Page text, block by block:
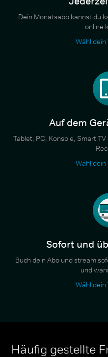
Dein Monatsabo kannst du
online
Wähl
Auf dem
Tablet, PC, Konsole, Smart
Wähl
Sofort und
Buch dein Abo und stream
und
Wähl
Häufig gestellte